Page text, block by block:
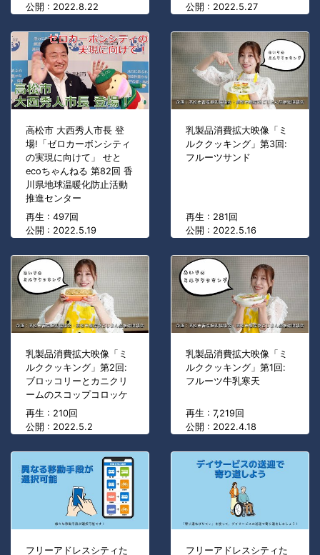
公開 : 2022.8.22
公開 : 2022.5.27
高松市 大西秀人市長 登
場!「ゼロカーボンシティ
の実現に向けて」 せと
ecoちゃんねる 第82回 香
川県地球温暖化防止活動
推進センター
再生 : 497回
公開 : 2022.5.19
乳製品消費拡大映像「ミ
ルククッキング」第3回:
フルーツサンド
再生 : 281回
公開 : 2022.5.16
乳製品消費拡大映像「ミ
ルククッキング」第2回:
ブロッコリーとカニクリ
ームのスコップコロッケ
再生 : 210回
公開 : 2022.5.2
乳製品消費拡大映像「ミ
ルククッキング」第1回:
フルーツ牛乳寒天
再生 : 7,219回
公開 : 2022.4.18
フリーアドレスシティた
フリーアドレスシティた